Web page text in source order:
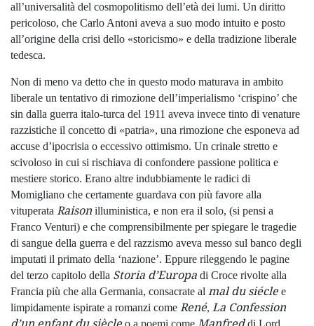
all’universalità del cosmopolitismo dell’età dei lumi. Un diritto
pericoloso, che Carlo Antoni aveva a suo modo intuito e posto
all’origine della crisi dello «storicismo» e della tradizione liberale
tedesca.
Non di meno va detto che in questo modo maturava in ambito
liberale un tentativo di rimozione dell’imperialismo ‘crispino’ che
sin dalla guerra italo-turca del 1911 aveva invece tinto di venature
razzistiche il concetto di «patria», una rimozione che esponeva ad
accuse d’ipocrisia o eccessivo ottimismo. Un crinale stretto e
scivoloso in cui si rischiava di confondere passione politica e
mestiere storico. Erano altre indubbiamente le radici di
Momigliano che certamente guardava con più favore alla
vituperata Raisonilluministica, e non era il solo, (si pensi a
Franco Venturi) e che comprensibilmente per spiegare le tragedie
di sangue della guerra e del razzismo aveva messo sul banco degli
imputati il primato della ‘nazione’. Eppure rileggendo le pagine
del terzo capitolo della Storia d’Europa di Croce rivolte alla
Francia più che alla Germania, consacrate al mal du siéclee
limpidamente ispirate a romanzi come René, La Confession